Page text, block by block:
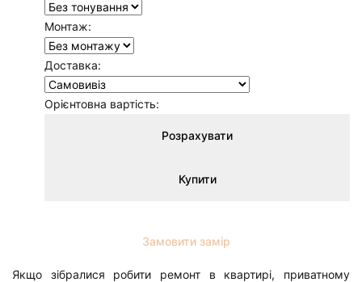
Монтаж:
Доставка:
Орієнтовна вартість:
Розрахувати
Купити
Замовити замір
Якщо зібралися робити ремонт в квартирі, приватному